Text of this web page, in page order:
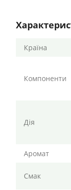
Країна
Компоненти
Дія
Аромат
Смак